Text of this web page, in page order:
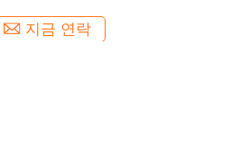
지금 연락